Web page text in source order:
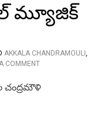
మ్యూజిక్
AKKALA CHANDRAMOULI ,
COMMENTO
S